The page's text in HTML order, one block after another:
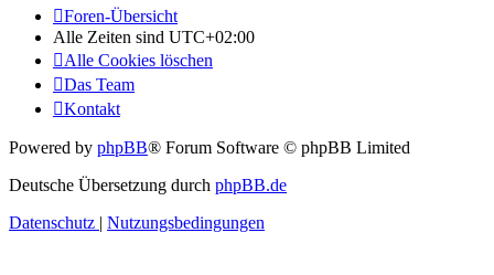
Foren-Übersicht
Alle Zeiten sind UTC+02:00
Alle Cookies löschen
Das Team
Kontakt
Powered by phpBB® Forum Software © phpBB Limited
Deutsche Übersetzung durch phpBB.de
Datenschutz | Nutzungsbedingungen